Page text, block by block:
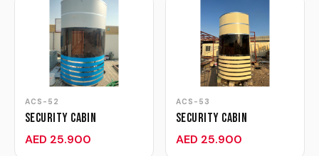
ACS-52
Security Cabin
AED 25.900
ACS-53
Security Cabin
AED 25.900